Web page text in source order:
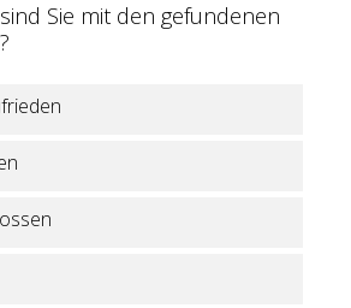
Sie mit den gefundenen